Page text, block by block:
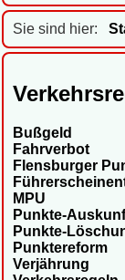
Sie sind hier:
Bußgeld
Fahrverbot
Flensburger
MPU
Punkte-
Punkte-
Punktereform
Verjährung